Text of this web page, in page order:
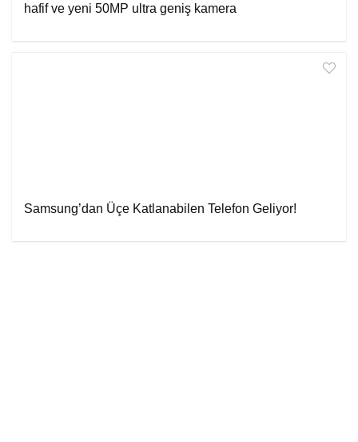
hafif ve yeni 50MP ultra geniş kamera
Samsung’dan Üçe Katlanabilen Telefon Geliyor!